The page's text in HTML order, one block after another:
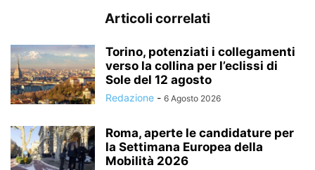
Articoli correlati
Torino, potenziati i collegamenti
verso la collina per l’eclissi di
Sole del 12 agosto
Redazione - 6 Agosto 2026
Roma, aperte le candidature per
la Settimana Europea della
Mobilità 2026